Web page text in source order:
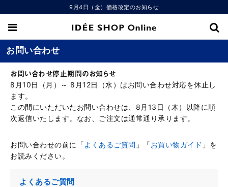
9月4日（金）価格改定のお知らせ
お問い合わせ
お問い合わせ停止期間のお知らせ
8月10日（月）～ 8月12日（水）はお問い合わせ対応を休止し
ます。
この間にいただいたお問い合わせは、8月13日（木）以降に順
次返信いたします。なお、ご注文は通常通り承ります。
お問い合わせの前に「よくあるご質問 」「お買い物ガイド 」を
お読みください。
よくあるご質問